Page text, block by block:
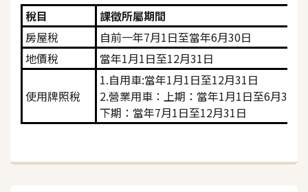
稅目
課徵所屬期間
房屋稅
自前一年7月1日至當年6月30日
地價稅
當年1月1日至12月31日
使用牌照稅
1.自用車:當年1月1日至12月31日
2.營業用車：上期：當年1月1日至6月30日
下期：當年7月1日至12月31日